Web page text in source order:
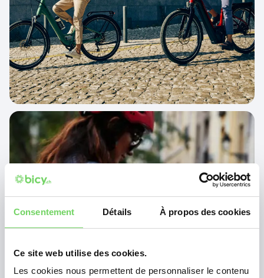
Consentement Détails À propos des cookies
Ce site web utilise des cookies.
Les cookies nous permettent de personnaliser le contenu